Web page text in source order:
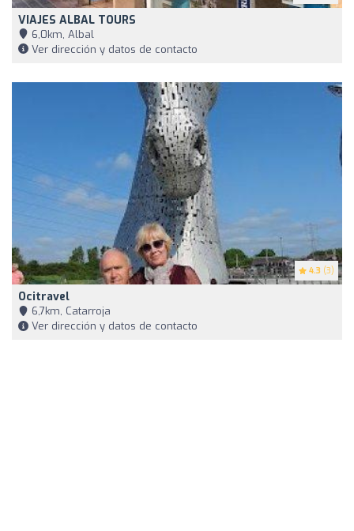
VIAJES ALBAL TOURS
6,0km, Albal
Ver dirección y datos de contacto
4.3 (3)
Ocitravel
6,7km, Catarroja
Ver dirección y datos de contacto